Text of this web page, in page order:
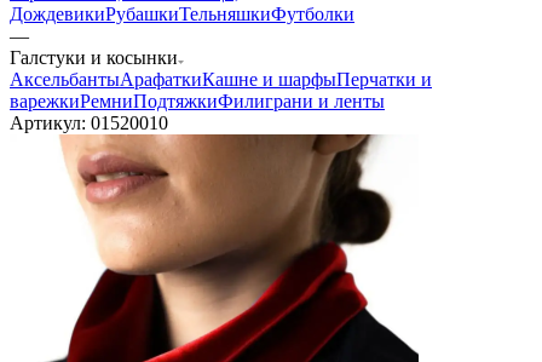
ДождевикиРубашкиТельняшкиФутболки
—
Галстуки и косынки
АксельбантыАрафаткиКашне и шарфыПерчатки и
варежкиРемниПодтяжкиФилиграни и ленты
Артикул: 01520010